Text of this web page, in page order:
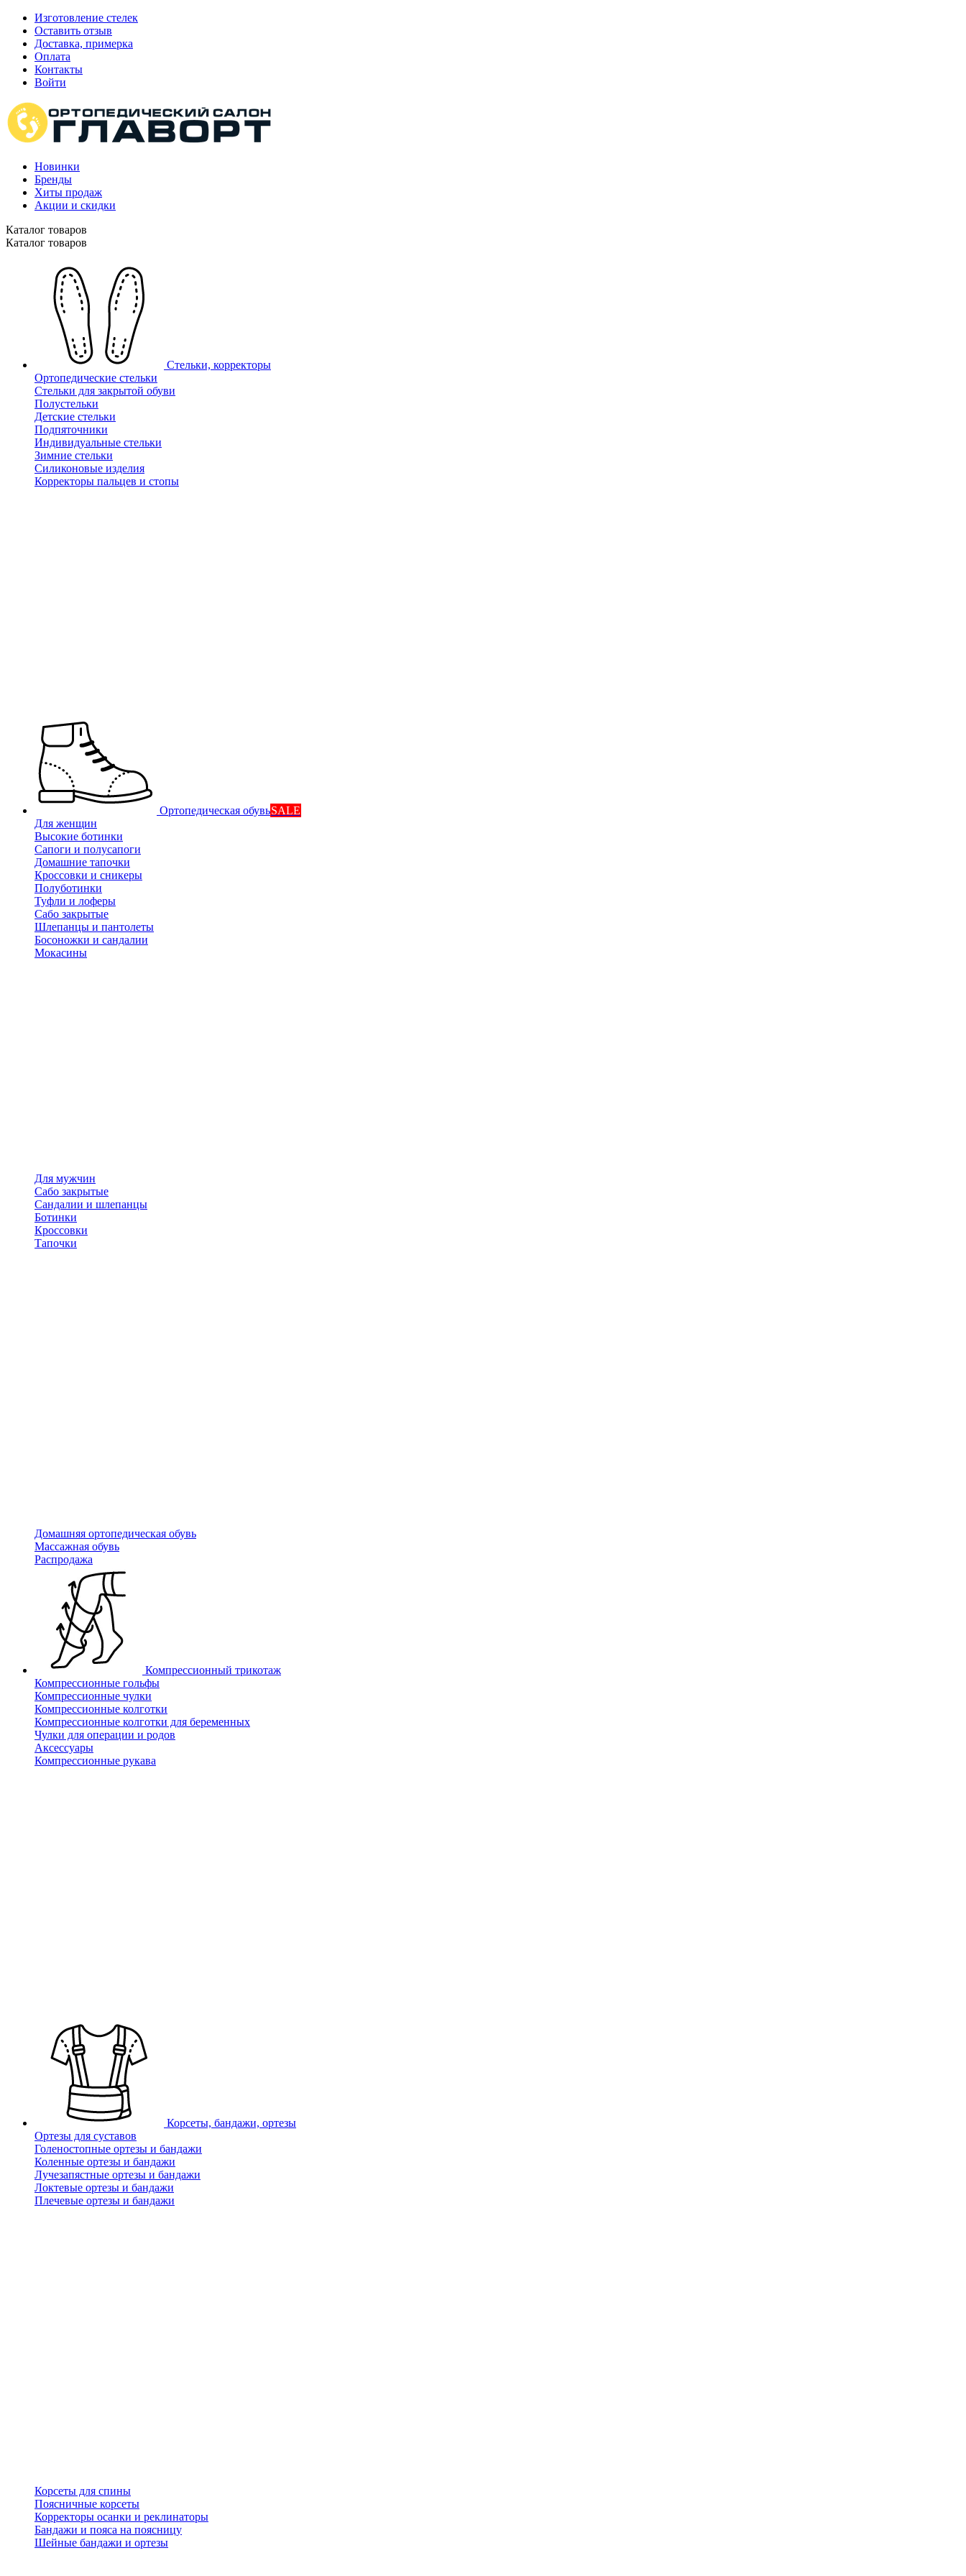
Изготовление стелек
Оставить отзыв
Доставка, примерка
Оплата
Контакты
Войти
Новинки
Бренды
Хиты продаж
Акции и скидки
Каталог товаров
Каталог товаров
Стельки, корректоры
Ортопедические стельки
Стельки для закрытой обуви
Полустельки
Детские стельки
Подпяточники
Индивидуальные стельки
Зимние стельки
Силиконовые изделия
Корректоры пальцев и стопы
Ортопедическая обувьSALE
Для женщин
Высокие ботинки
Сапоги и полусапоги
Домашние тапочки
Кроссовки и сникеры
Полуботинки
Туфли и лоферы
Сабо закрытые
Шлепанцы и пантолеты
Босоножки и сандалии
Мокасины
Для мужчин
Сабо закрытые
Сандалии и шлепанцы
Ботинки
Кроссовки
Тапочки
Домашняя ортопедическая обувь
Массажная обувь
Распродажа
Компрессионный трикотаж
Компрессионные гольфы
Компрессионные чулки
Компрессионные колготки
Компрессионные колготки для беременных
Чулки для операции и родов
Аксессуары
Компрессионные рукава
Корсеты, бандажи, ортезы
Ортезы для суставов
Голеностопные ортезы и бандажи
Коленные ортезы и бандажи
Лучезапястные ортезы и бандажи
Локтевые ортезы и бандажи
Плечевые ортезы и бандажи
Корсеты для спины
Поясничные корсеты
Корректоры осанки и реклинаторы
Бандажи и пояса на поясницу
Шейные бандажи и ортезы